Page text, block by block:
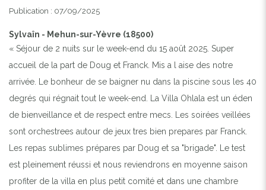
Publication : 07/09/2025
Sylvaîn - Mehun-sur-Yèvre (18500)
« Séjour de 2 nuits sur le week-end du 15 août 2025. Super
accueil de la part de Doug et Franck. Mis a l aise des notre
arrivée. Le bonheur de se baigner nu dans la piscine sous les 40
degrés qui régnait tout le week-end. La Villa Ohlala est un éden
de bienveillance et de respect entre mecs. Les soirées veillées
sont orchestrees autour de jeux tres bien prepares par Franck.
Les repas sublimes prépares par Doug et sa "brigade". Le test
est pleinement réussi et nous reviendrons en moyenne saison
profiter de la villa en plus petit comité et dans une chambre